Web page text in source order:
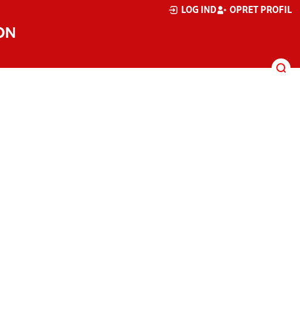
LOG IND OPRET PROFIL